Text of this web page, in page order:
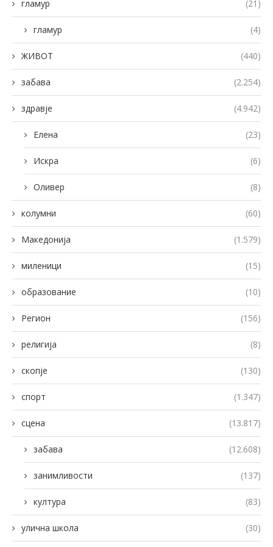
гламур (21)
гламур (4)
ЖИВОТ (440)
забава (2.254)
здравје (4.942)
Елена (23)
Искра (6)
Оливер (8)
колумни (60)
Македонија (1.579)
миленици (15)
образование (10)
Регион (156)
религија (8)
скопје (130)
спорт (1.347)
сцена (13.817)
забава (12.608)
занимливости (137)
култура (83)
улична школа (30)